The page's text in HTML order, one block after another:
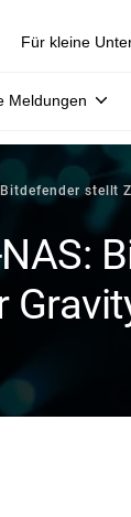
Für kleine
Meldungen
stellt